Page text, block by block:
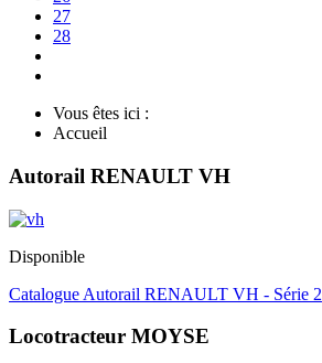
27
28
Vous êtes ici :
Accueil
Autorail RENAULT VH
Disponible
Catalogue Autorail RENAULT VH - Série 2
Locotracteur MOYSE